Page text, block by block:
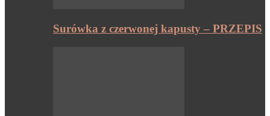
Surówka z czerwonej kapusty – PRZEPIS